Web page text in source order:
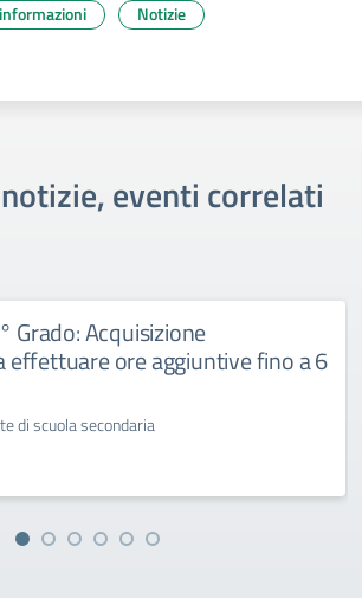
Notizie
eventi correlati
Grado: Acquisizione
effettuare ore aggiuntive fino a 6
di scuola secondaria